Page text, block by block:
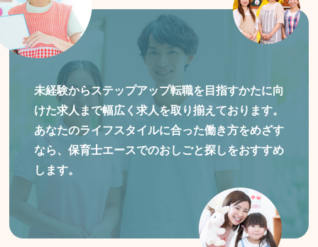
未経験からステップアップ転職を目指すかたに向
けた求人まで幅広く求人を取り揃えております。
あなたのライフスタイルに合った働き方をめざす
なら、保育士エースでのおしごと探しをおすすめ
します。